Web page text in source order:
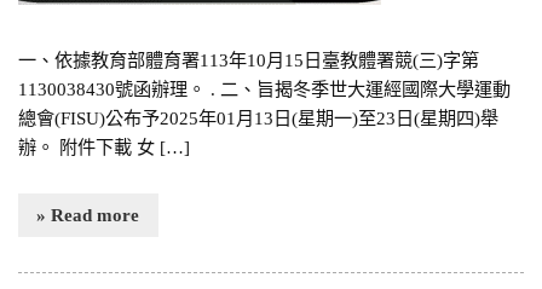
一、依據教育部體育署113年10月15日臺教體署競(三)字第
1130038430號函辦理。 . 二、旨揭冬季世大運經國際大學運動
總會(FISU)公布予2025年01月13日(星期一)至23日(星期四)舉
辦。 附件下載 女 […]
» Read more